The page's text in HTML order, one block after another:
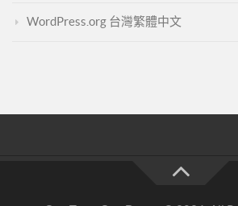
WordPress.org 台灣繁體中文